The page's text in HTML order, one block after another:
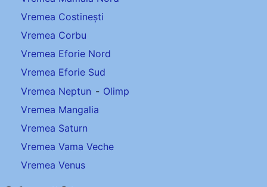
Vremea Costinești
Vremea Corbu
Vremea Eforie Nord
Vremea Eforie Sud
Vremea Neptun - Olimp
Vremea Mangalia
Vremea Saturn
Vremea Vama Veche
Vremea Venus